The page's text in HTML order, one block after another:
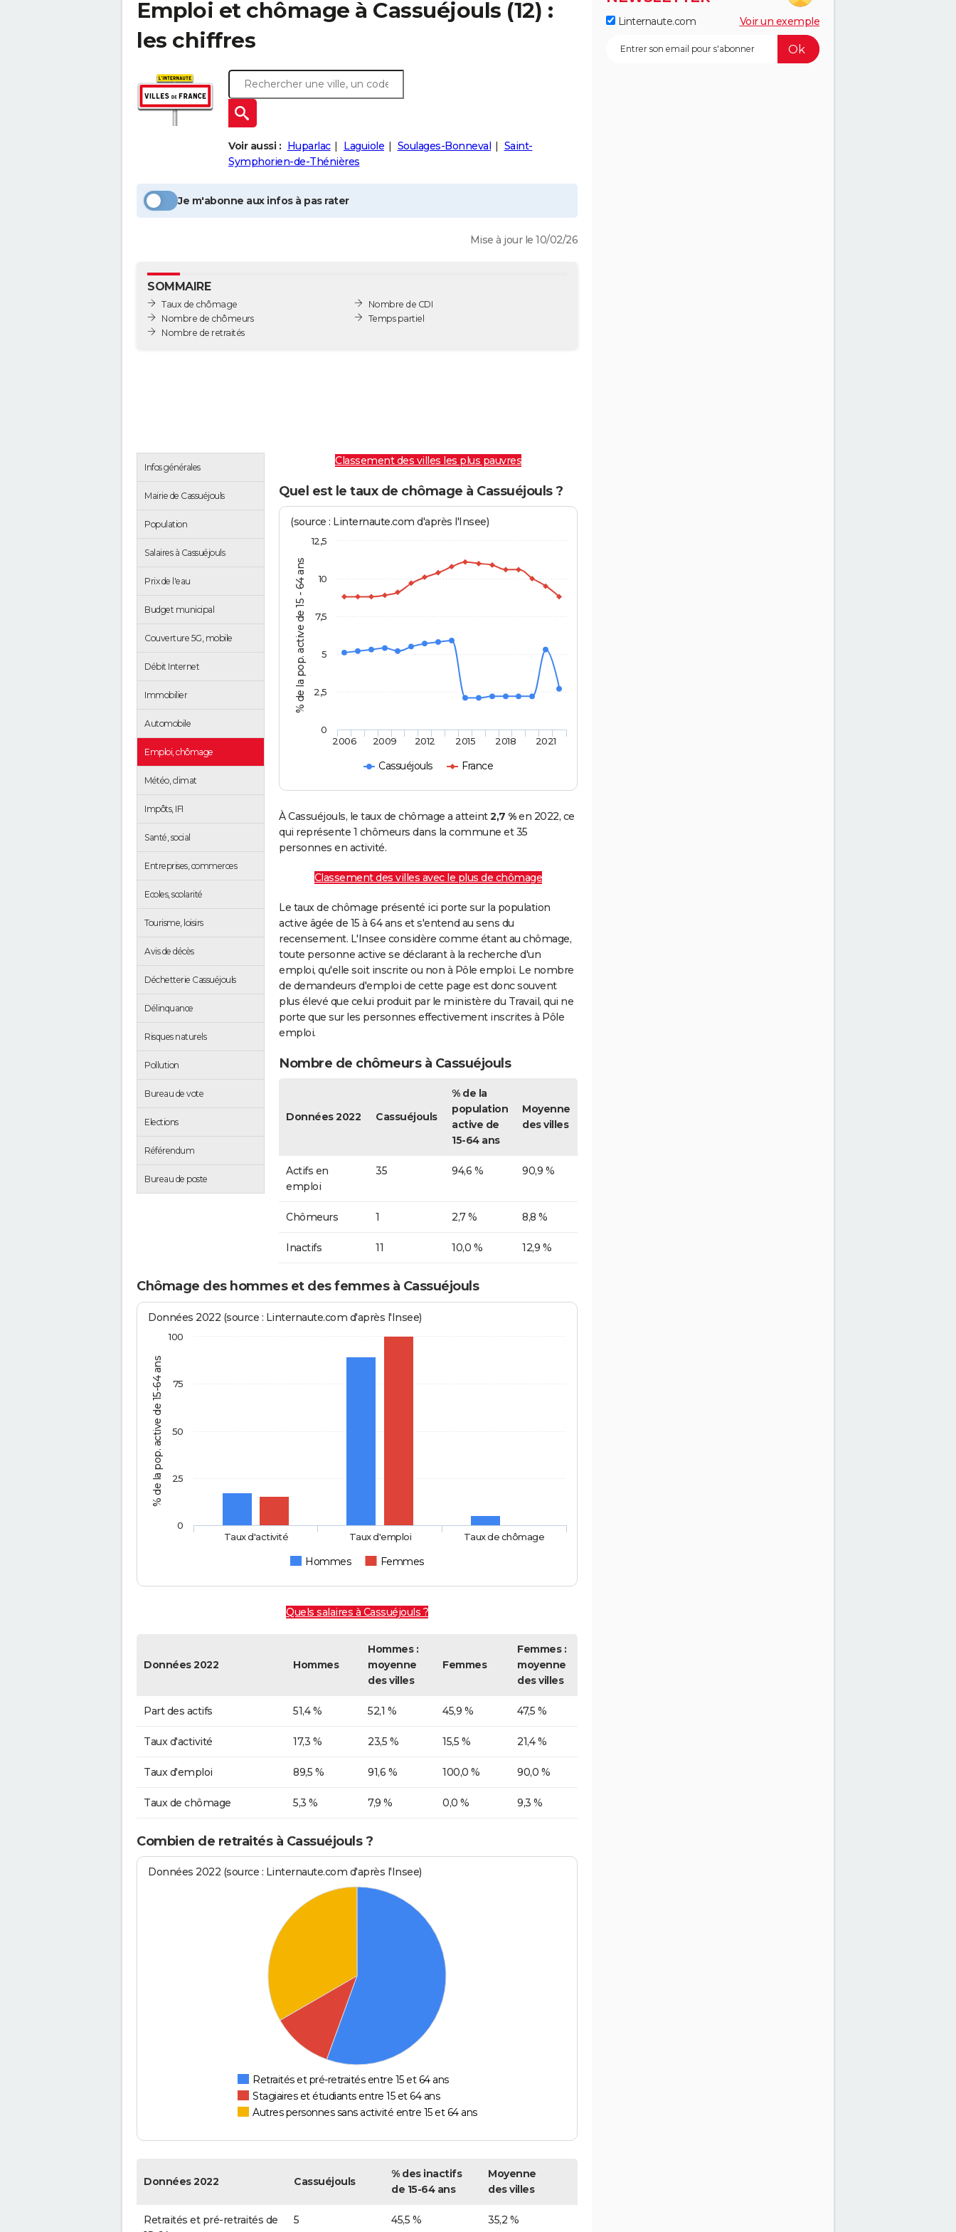
Emploi et chômage à Cassuéjouls (12) :
les chiffres
Voir aussi : Huparlac Laguiole Soulages-Bonneval
Saint-
Symphorien-de-Thénières
Je m'abonne aux infos à pas rater
Mise à jour le 10/02/26
SOMMAIRE
Taux de chômage
Nombre de chômeurs
Nombre de retraités
Nombre de CDI
Temps partiel
Infos générales
Mairie de Cassuéjouls
Population
Salaires à Cassuéjouls
Prix de l'eau
Budget municipal
Couverture 5G, mobile
Débit Internet
Immobilier
Automobile
Emploi, chômage
Météo, climat
Impôts, IFI
Santé, social
Entreprises, commerces
Ecoles, scolarité
Tourisme, loisirs
Avis de décès
Déchetterie Cassuéjouls
Délinquance
Risques naturels
Pollution
Bureau de vote
Elections
Référendum
Bureau de poste
Classement des villes les plus pauvres
Quel est le taux de chômage à Cassuéjouls ?
% de la pop. active de 15 - 64 ans
(source : Linternaute.com d'après l'Insee)
Cassuéjouls France
2006 2009 2012 2015 2018 2021
0
2,5
5
7,5
10
12,5
À Cassuéjouls, le taux de chômage a atteint2,7 %en 2022, ce
qui représente 1 chômeurs dans la commune et 35
personnes en activité.
Classement des villes avec le plus de chômage
Le taux de chômage présenté ici porte sur la population
active âgée de 15 à 64 ans et s'entend au sens du
recensement. L'Insee considère comme étant au chômage,
toute personne active se déclarant à la recherche d'un
emploi, qu'elle soit inscrite ou non à Pôle emploi. Le nombre
de demandeurs d'emploi de cette page est donc souvent
plus élevé que celui produit par le ministère du Travail, qui ne
porte que sur les personnes effectivement inscrites à Pôle
emploi.
Nombre de chômeurs à Cassuéjouls
Données 2022 Cassuéjouls
% de la
population
active de
15-64 ans
Moyenne
des villes
Actifs en
emploi
35 94,6 % 90,9 %
Chômeurs 1 2,7 % 8,8 %
Inactifs 11 10,0 % 12,9 %
Chômage des hommes et des femmes à Cassuéjouls
% de la pop. active de 15-64 ans
Données 2022 (source : Linternaute.com d'après l'Insee)
Hommes Femmes
Taux d'activité Taux d'emploi Taux de chômage
0
25
50
75
100
Quels salaires à Cassuéjouls ?
Données 2022 Hommes
Hommes :
moyenne
des villes
Femmes
Femmes :
moyenne
des villes
Part des actifs 51,4 % 52,1 % 45,9 % 47,5 %
Taux d'activité 17,3 % 23,5 % 15,5 % 21,4 %
Taux d'emploi 89,5 % 91,6 % 100,0 % 90,0 %
Taux de chômage 5,3 % 7,9 % 0,0 % 9,3 %
Combien de retraités à Cassuéjouls ?
Données 2022 (source : Linternaute.com d'après l'Insee)
Retraités et pré-retraités entre 15 et 64 ans
Stagiaires et étudiants entre 15 et 64 ans
Autres personnes sans activité entre 15 et 64 ans
Données 2022 Cassuéjouls
% des inactifs
de 15-64 ans
Moyenne
des villes
Retraités et pré-retraités de
5 45,5 % 35,2 %
Linternaute.com Voir un exemple